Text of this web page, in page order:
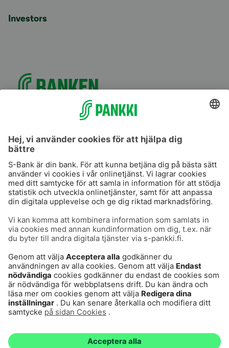
Investors
S-Prime
S-Prime 2,0 %
Användarvillkor
Cookies